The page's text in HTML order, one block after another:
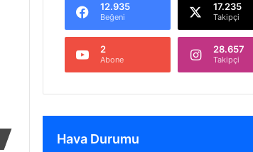
12.935
Beğeni
17.235
Takipçi
2
Abone
28.657
Takipçi
Hava Durumu